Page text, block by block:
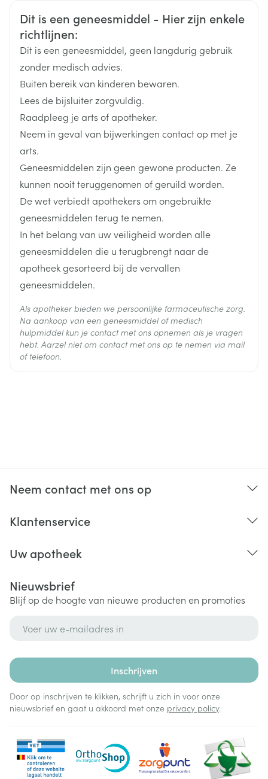
Organisaties
Merken Boiron
Breedte 17 mm
Lengte 64 mm
Diepte 15 mm
Hoeveelheid
Verpakking
4
Behoud Kamertemperatuur (15°C - 25°C)
Veiligheidsinformatie
Dit is een geneesmiddel - Hier zijn enkele
richtlijnen:
Dit is een geneesmiddel, geen langdurig gebruik
zonder medisch advies.
Buiten bereik van kinderen bewaren.
Lees de bijsluiter zorgvuldig.
Raadpleeg je arts of apotheker.
Neem in geval van bijwerkingen contact op met je
arts.
Geneesmiddelen zijn geen gewone producten. Ze
kunnen nooit teruggenomen of geruild worden.
De wet verbiedt apothekers om ongebruikte
geneesmiddelen terug te nemen.
In het belang van uw veiligheid worden alle
geneesmiddelen die u terugbrengt naar de
apotheek gesorteerd bij de vervallen
geneesmiddelen.
Als apotheker bieden we persoonlijke farmaceutische zorg.
Na aankoop van een geneesmiddel of medisch
hulpmiddel kun je contact met ons opnemen als je vragen
hebt. Aarzel niet om contact met ons op te nemen via mail
of telefoon.
Neem contact met ons op
Klantenservice
Uw apotheek
Nieuwsbrief
Blijf op de hoogte van nieuwe producten en promoties
Inschrijven
Door op inschrijven te klikken, schrijft u zich in voor onze
nieuwsbrief en gaat u akkoord met onze privacy policy.